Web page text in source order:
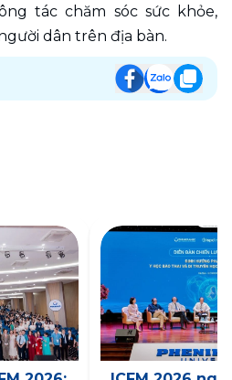
tác chăm sóc sức khỏe,
dân trên địa bàn.